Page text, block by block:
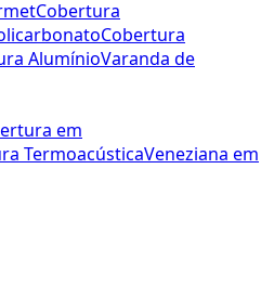
Cobertura
Cobertura
AlumínioVaranda de
em
TermoacústicaVeneziana em